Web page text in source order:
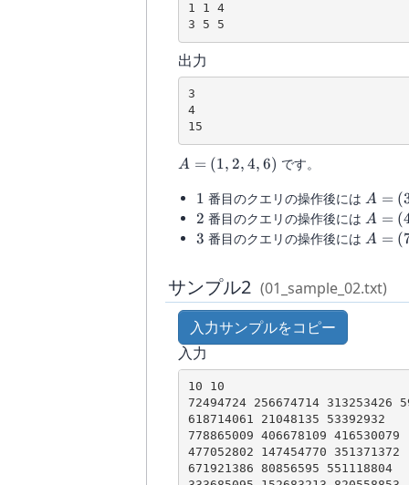
1 1 4
出力
3
4
A=
A = (1, 2, 4, 6) です。
1
1 番目のクエリの操作後には A=
A = (
2
2 番目のクエリの操作後には A=
A = (
3
3 番目のクエリの操作後には A=
A = (
サンプル2 (01_sample_02.txt)
入力サンプルをコピー
入力
10 10
72494724 256674714 313253426
618714061 21048135 53392932
778865009 406678109 416530079
477052802 147454770 351371372
671921386 80856595 551118804